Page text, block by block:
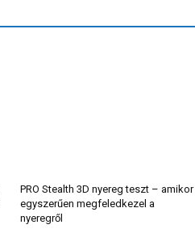
PRO Stealth 3D nyereg teszt – amikor
egyszerűen megfeledkezel a
nyeregről